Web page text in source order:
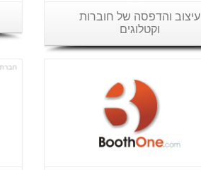
עיצוב והדפסה של חוברות
וקטלוגים
פרטים נוספים